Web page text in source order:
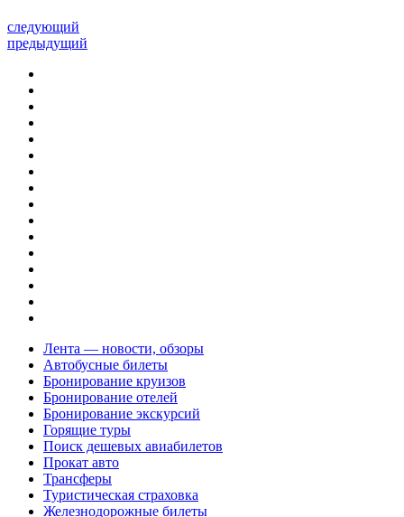
следующий
предыдущий
Лента — новости, обзоры
Автобусные билеты
Бронирование круизов
Бронирование отелей
Бронирование экскурсий
Горящие туры
Поиск дешевых авиабилетов
Прокат авто
Трансферы
Туристическая страховка
Железнодорожные билеты